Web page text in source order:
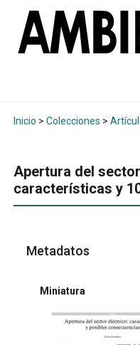
Inicio > Colecciones >
Apertura del
características y
Metadatos
Miniatura